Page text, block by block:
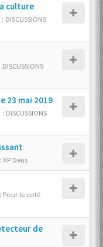
culture
DISCUSSIONS
DISCUSSIONS
23 mai 2019
: DISCUSSIONS
XP Deus
Pour le coté
de